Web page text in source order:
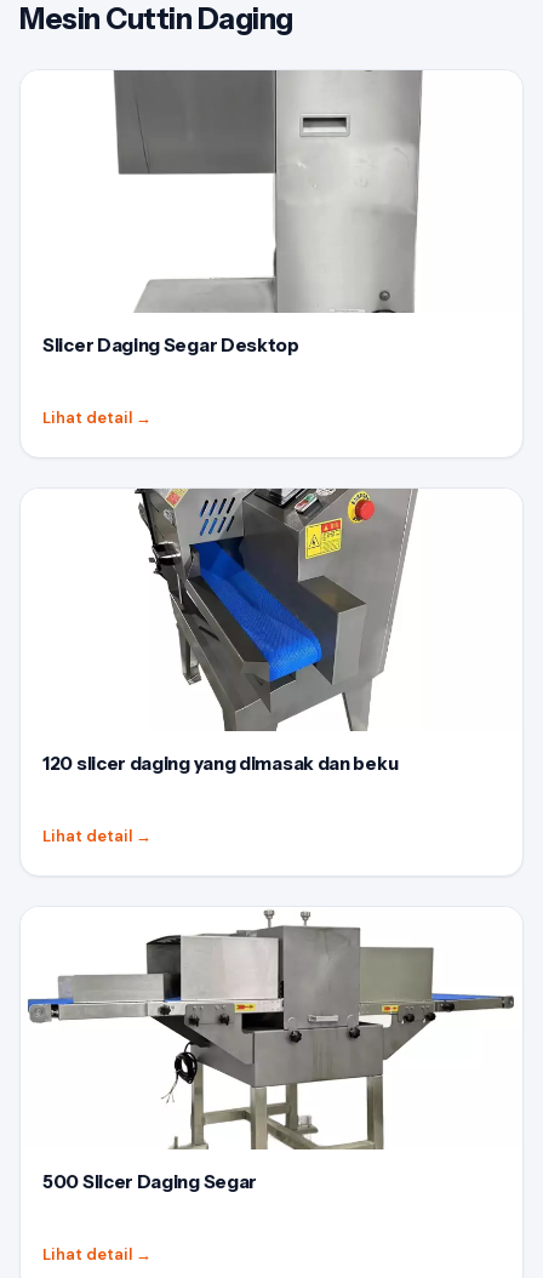
Mesin Cuttin Daging
Slicer Daging Segar Desktop
Lihat detail →
120 slicer daging yang dimasak dan beku
Lihat detail →
500 Slicer Daging Segar
Lihat detail →